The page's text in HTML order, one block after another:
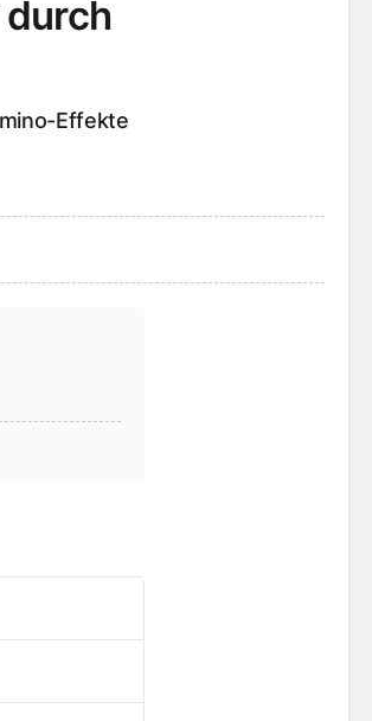
Effekte